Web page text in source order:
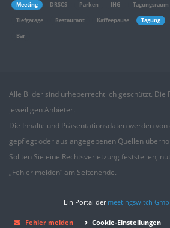
Meeting DRSCS Parken IHG Tagungsraum
Tiefgarage Restaurant Kaffeepause Tagung
Bar
Alle Bilder sind urheberrechtlich geschützt. Die
jeweiligen Anbieter.
Die Inhalte und Präsentationsdaten werden
gepflegt oder aus angegebenen Quellen
Sollten Sie eine Rechtsverletzung feststellen,
„Fehler melden“ am Seitenende.
Ein Portal der meetingswitch
Fehler melden Cookie-Einstellungen